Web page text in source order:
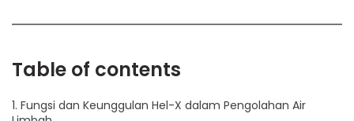
Table of contents
1. Fungsi dan Keunggulan Hel-X dalam Pengolahan Air